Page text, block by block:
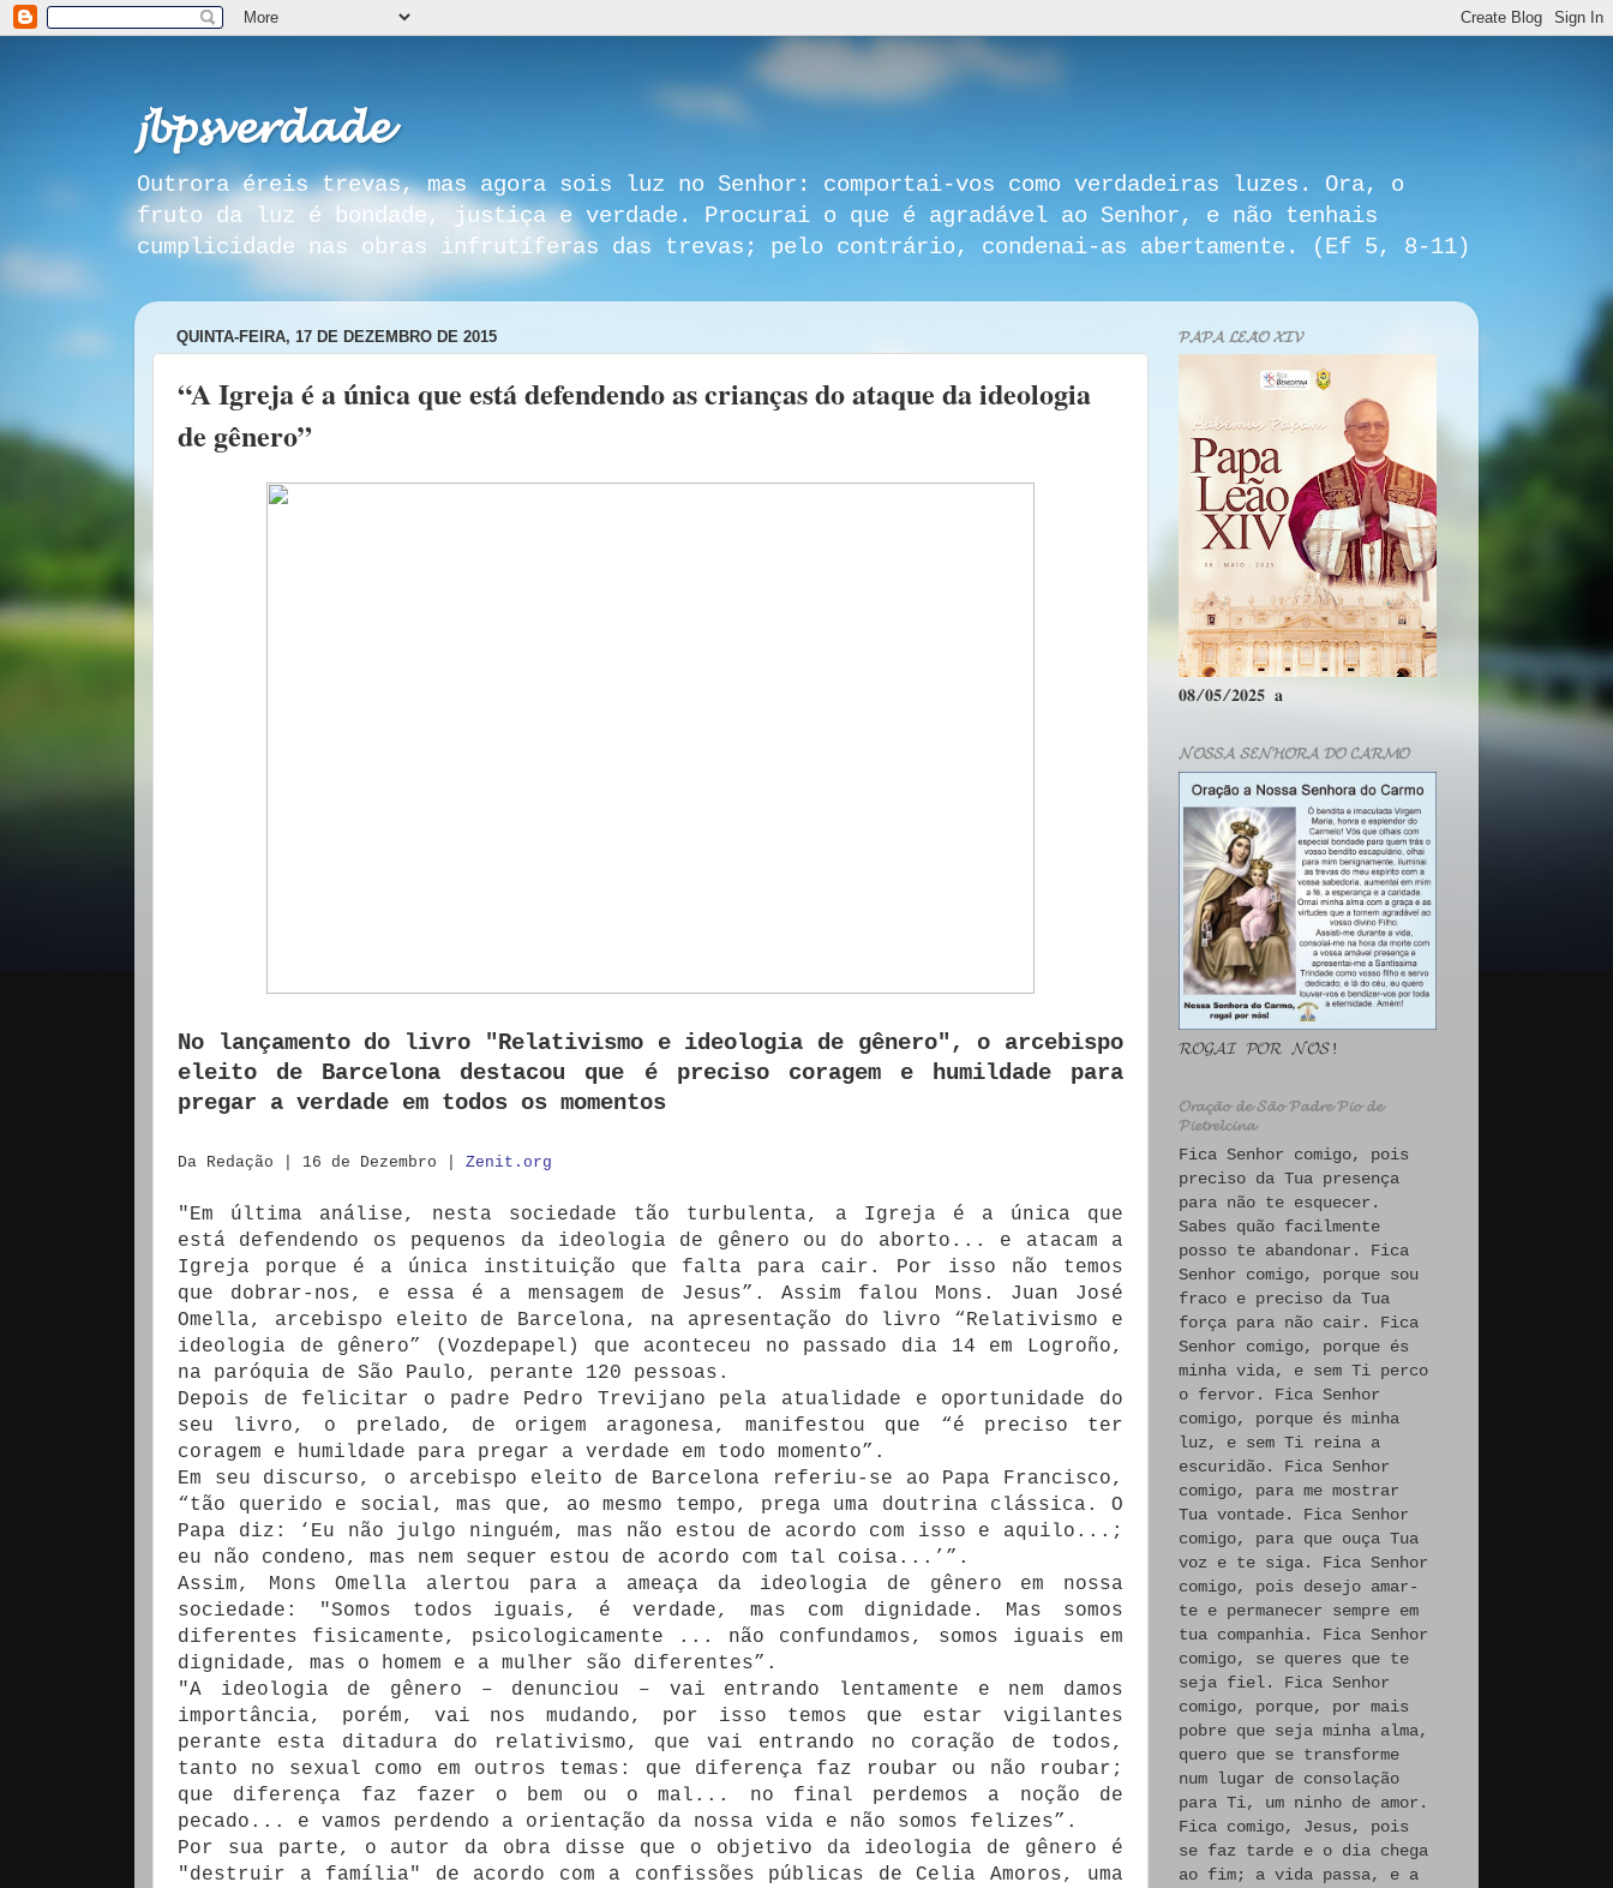
𝓳𝓫𝓹𝓼𝓿𝓮𝓻𝓭𝓪𝓭𝓮
Outrora éreis trevas, mas agora sois luz no Senhor: comportai-vos como verdadeiras luzes. Ora, o
fruto da luz é bondade, justiça e verdade. Procurai o que é agradável ao Senhor, e não tenhais
cumplicidade nas obras infrutíferas das trevas; pelo contrário, condenai-as abertamente. (Ef 5, 8-11)
QUINTA-FEIRA, 17 DE DEZEMBRO DE 2015
“A Igreja é a única que está defendendo as crianças do ataque da ideologia
de gênero”
No lançamento do livro "Relativismo e ideologia de gênero", o arcebispo
eleito de Barcelona destacou que é preciso coragem e humildade para
pregar a verdade em todos os momentos
Da Redação | 16 de Dezembro Zenit.org
"Em última análise, nesta sociedade tão turbulenta, a Igreja é a única que
está defendendo os pequenos da ideologia de gênero ou do aborto... e atacam a
Igreja porque é a única instituição que falta para cair. Por isso não temos
que dobrar-nos, e essa é a mensagem de Jesus”. Assim falou Mons. Juan José
Omella, arcebispo eleito de Barcelona, na apresentação do livro “Relativismo e
ideologia de gênero” (Vozdepapel) que aconteceu no passado dia 14 em Logroño,
na paróquia de São Paulo, perante 120 pessoas.
Depois de felicitar o padre Pedro Trevijano pela atualidade e oportunidade do
seu livro, o prelado, de origem aragonesa, manifestou que “é preciso ter
coragem e humildade para pregar a verdade em todo momento”.
Em seu discurso, o arcebispo eleito de Barcelona referiu-se ao Papa Francisco,
“tão querido e social, mas que, ao mesmo tempo, prega uma doutrina clássica. O
Papa diz: ‘Eu não julgo ninguém, mas não estou de acordo com isso e aquilo...;
eu não condeno, mas nem sequer estou de acordo com tal coisa...’”.
Assim, Mons Omella alertou para a ameaça da ideologia de gênero em nossa
sociedade: "Somos todos iguais, é verdade, mas com dignidade. Mas somos
diferentes fisicamente, psicologicamente ... não confundamos, somos iguais em
dignidade, mas o homem e a mulher são diferentes”.
"A ideologia de gênero – denunciou – vai entrando lentamente e nem damos
importância, porém, vai nos mudando, por isso temos que estar vigilantes
perante esta ditadura do relativismo, que vai entrando no coração de todos,
tanto no sexual como em outros temas: que diferença faz roubar ou não roubar;
que diferença faz fazer o bem ou o mal... no final perdemos a noção de
pecado... e vamos perdendo a orientação da nossa vida e não somos felizes”.
Por sua parte, o autor da obra disse que o objetivo da ideologia de gênero é
"destruir a família" de acordo com a confissões públicas de Celia Amoros, uma
𝓟𝓐𝓟𝓐 𝓛𝓔𝓐̃𝓞 𝓧𝓘𝓥
𝟎𝟖/𝟎𝟓/𝟐𝟎𝟐𝟓 𝐚
𝓝𝓞𝓢𝓢𝓐 𝓢𝓔𝓝𝓗𝓞𝓡𝓐 𝓓𝓞 𝓒𝓐𝓡𝓜𝓞
𝓡𝓞𝓖𝓐𝓘 𝓟𝓞𝓡 𝓝𝓞́𝓢!
𝓞𝓻𝓪𝓬̧𝓪̃𝓸 𝓭𝓮 𝓢𝓪̃𝓸 𝓟𝓪𝓭𝓻𝓮 𝓟𝓲𝓸 𝓭𝓮
𝓟𝓲𝓮𝓽𝓻𝓮𝓵𝓬𝓲𝓷𝓪
Fica Senhor comigo, pois
preciso da Tua presença
para não te esquecer.
Sabes quão facilmente
posso te abandonar. Fica
Senhor comigo, porque sou
fraco e preciso da Tua
força para não cair. Fica
Senhor comigo, porque és
minha vida, e sem Ti perco
o fervor. Fica Senhor
comigo, porque és minha
luz, e sem Ti reina a
escuridão. Fica Senhor
comigo, para me mostrar
Tua vontade. Fica Senhor
comigo, para que ouça Tua
voz e te siga. Fica Senhor
comigo, pois desejo amar-
te e permanecer sempre em
tua companhia. Fica Senhor
comigo, se queres que te
seja fiel. Fica Senhor
comigo, porque, por mais
pobre que seja minha alma,
quero que se transforme
num lugar de consolação
para Ti, um ninho de amor.
Fica comigo, Jesus, pois
se faz tarde e o dia chega
ao fim; a vida passa, e a